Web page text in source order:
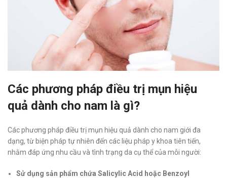
Các phương pháp điều trị mụn hiệu
quả dành cho nam là gì?
Các phương pháp điều trị mụn hiệu quả dành cho nam giới đa
dạng, từ biện pháp tự nhiên đến các liệu pháp y khoa tiên tiến,
nhằm đáp ứng nhu cầu và tình trạng da cụ thể của mỗi người:
Sử dụng sản phẩm chứa Salicylic Acid hoặc Benzoyl